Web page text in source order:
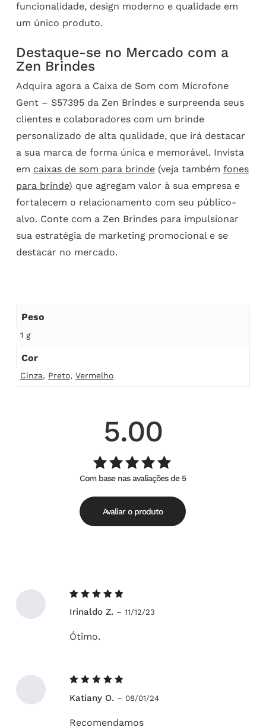
funcionalidade, design moderno e qualidade em
um único produto.
Destaque-se no Mercado com a
Zen Brindes
Adquira agora a Caixa de Som com Microfone
Gent – S57395 da Zen Brindes e surpreenda seus
clientes e colaboradores com um brinde
personalizado de alta qualidade, que irá destacar
a sua marca de forma única e memorável. Invista
em caixas de som para brinde(veja também fones
para brinde) que agregam valor à sua empresa e
fortalecem o relacionamento com seu público-
alvo. Conte com a Zen Brindes para impulsionar
sua estratégia de marketing promocional e se
destacar no mercado.
Peso
1 g
Cor
Cinza, Preto, Vermelho
5.00
Avaliação
5.00de
5
Com base nas avaliações de 5
Avaliar o produto
5de 5
Irinaldo Z. – 11/12/23
Ótimo.
5de 5
Katiany O. – 08/01/24
Recomendamos